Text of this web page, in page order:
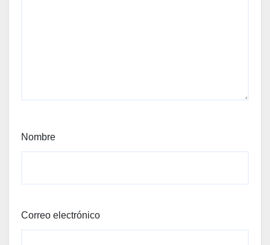
Nombre
Correo electrónico